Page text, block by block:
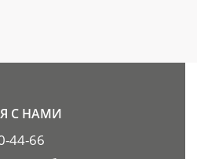
С НАМИ
44-66